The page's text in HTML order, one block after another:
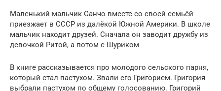
Маленький мальчик Санчо вместе со своей семьёй
приезжает в СССР из далёкой Южной Америки. В школе
мальчик находит друзей. Сначала он заводит дружбу из
девочкой Ритой, а потом с Шуриком
В книге рассказывается про молодого сельского парня,
который стал пастухом. Звали его Григорием. Григория
выбрали пастухом по общему голосованию. Григорий